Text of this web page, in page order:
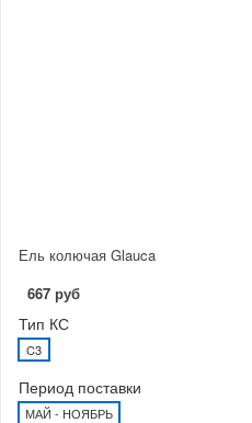
Ель колючая Glauca
667 руб
Тип КС
C3
Период поставки
МАЙ - НОЯБРЬ